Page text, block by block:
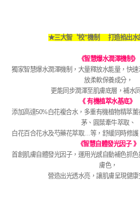
★三大智〝校”機制 打造掐出水
《智慧爆水潤澤機制》
獨家智慧爆水潤澤機制，大量釋放水能量，快
放柔軟保養成分，
更能同步潤澤至肌膚底層，補水
《 有機植萃水基底》
添加高達50%白花複合水，多重有機植物精萃
茅、圓葉牽牛萃取、
白花百合花水及芍藥花萃取…等，舒緩同時修護
《智慧自體發光因子 》
首創肌膚自體發光因子，運用光感自動補色抓
膚色，
營造出光透水亮，讓肌膚呈現健康